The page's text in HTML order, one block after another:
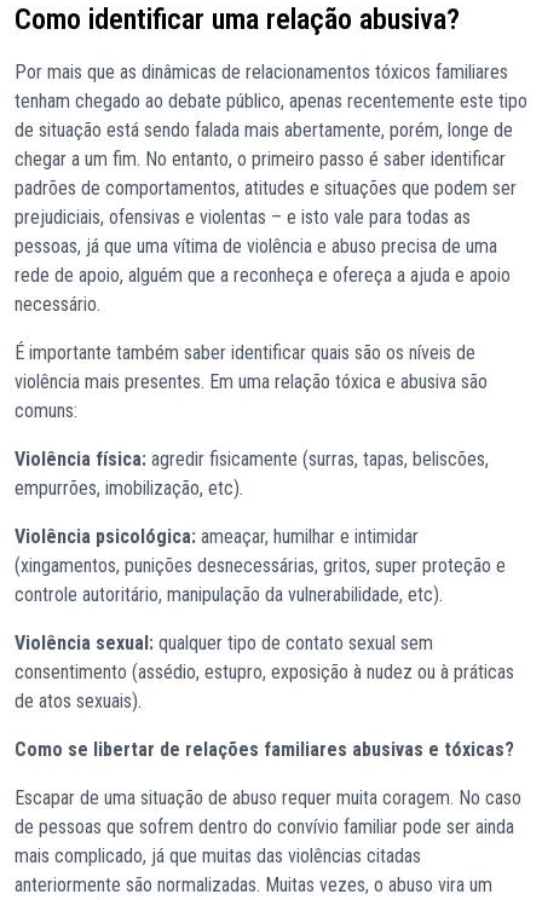
Como identificar uma relação abusiva?
Por mais que as dinâmicas de relacionamentos tóxicos familiares
tenham chegado ao debate público, apenas recentemente este tipo
de situação está sendo falada mais abertamente, porém, longe de
chegar a um fim. No entanto, o primeiro passo é saber identificar
padrões de comportamentos, atitudes e situações que podem ser
prejudiciais, ofensivas e violentas – e isto vale para todas as
pessoas, já que uma vítima de violência e abuso precisa de uma
rede de apoio, alguém que a reconheça e ofereça a ajuda e apoio
necessário.
É importante também saber identificar quais são os níveis de
violência mais presentes. Em uma relação tóxica e abusiva são
comuns:
Violência física: agredir fisicamente (surras, tapas, beliscões,
empurrões, imobilização, etc).
Violência psicológica: ameaçar, humilhar e intimidar
(xingamentos, punições desnecessárias, gritos, super proteção e
controle autoritário, manipulação da vulnerabilidade, etc).
Violência sexual: qualquer tipo de contato sexual sem
consentimento (assédio, estupro, exposição à nudez ou à práticas
de atos sexuais).
Como se libertar de relações familiares abusivas e tóxicas?
Escapar de uma situação de abuso requer muita coragem. No caso
de pessoas que sofrem dentro do convívio familiar pode ser ainda
mais complicado, já que muitas das violências citadas
anteriormente são normalizadas. Muitas vezes, o abuso vira um